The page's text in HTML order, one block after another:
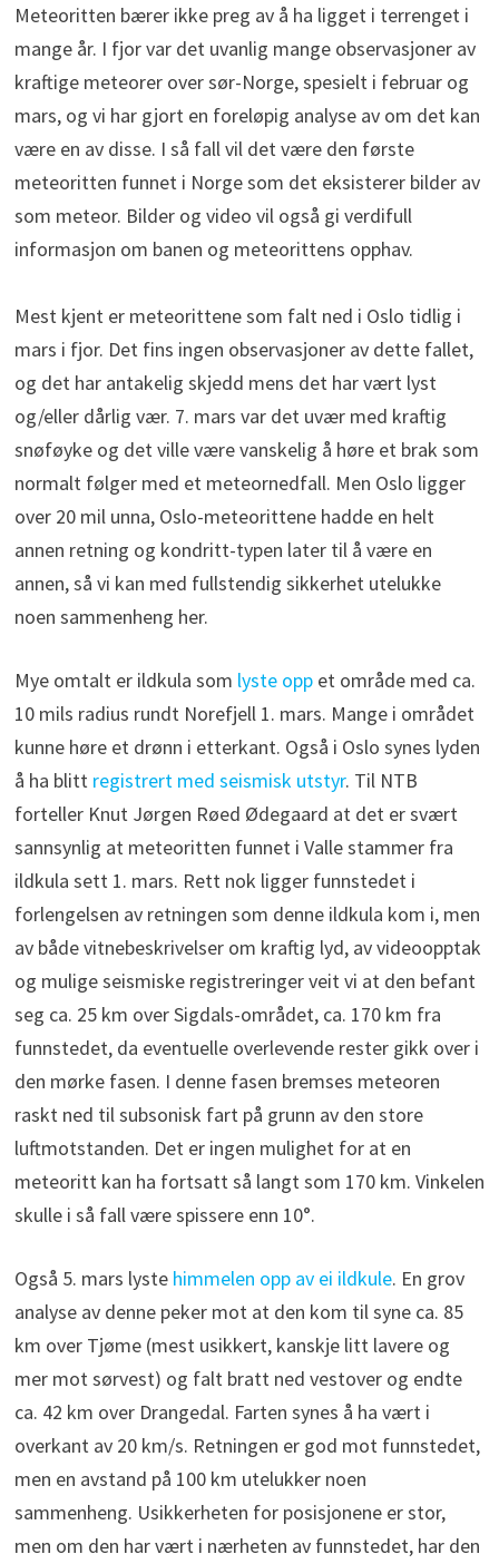
Meteoritten bærer ikke preg av å ha ligget i terrenget i
mange år. I fjor var det uvanlig mange observasjoner av
kraftige meteorer over sør-Norge, spesielt i februar og
mars, og vi har gjort en foreløpig analyse av om det kan
være en av disse. I så fall vil det være den første
meteoritten funnet i Norge som det eksisterer bilder av
som meteor. Bilder og video vil også gi verdifull
informasjon om banen og meteorittens opphav.
Mest kjent er meteorittene som falt ned i Oslo tidlig i
mars i fjor. Det fins ingen observasjoner av dette fallet,
og det har antakelig skjedd mens det har vært lyst
og/eller dårlig vær. 7. mars var det uvær med kraftig
snøføyke og det ville være vanskelig å høre et brak som
normalt følger med et meteornedfall. Men Oslo ligger
over 20 mil unna, Oslo-meteorittene hadde en helt
annen retning og kondritt-typen later til å være en
annen, så vi kan med fullstendig sikkerhet utelukke
noen sammenheng her.
Mye omtalt er ildkula som lyste oppet område med ca.
10 mils radius rundt Norefjell 1. mars. Mange i området
kunne høre et drønn i etterkant. Også i Oslo synes lyden
å ha blitt registrert med seismisk utstyr. Til NTB
forteller Knut Jørgen Røed Ødegaard at det er svært
sannsynlig at meteoritten funnet i Valle stammer fra
ildkula sett 1. mars. Rett nok ligger funnstedet i
forlengelsen av retningen som denne ildkula kom i, men
av både vitnebeskrivelser om kraftig lyd, av videoopptak
og mulige seismiske registreringer veit vi at den befant
seg ca. 25 km over Sigdals-området, ca. 170 km fra
funnstedet, da eventuelle overlevende rester gikk over i
den mørke fasen. I denne fasen bremses meteoren
raskt ned til subsonisk fart på grunn av den store
luftmotstanden. Det er ingen mulighet for at en
meteoritt kan ha fortsatt så langt som 170 km. Vinkelen
skulle i så fall være spissere enn 10°.
Også 5. mars lyste himmelen opp av ei ildkule. En grov
analyse av denne peker mot at den kom til syne ca. 85
km over Tjøme (mest usikkert, kanskje litt lavere og
mer mot sørvest) og falt bratt ned vestover og endte
ca. 42 km over Drangedal. Farten synes å ha vært i
overkant av 20 km/s. Retningen er god mot funnstedet,
men en avstand på 100 km utelukker noen
sammenheng. Usikkerheten for posisjonene er stor,
men om den har vært i nærheten av funnstedet, har den